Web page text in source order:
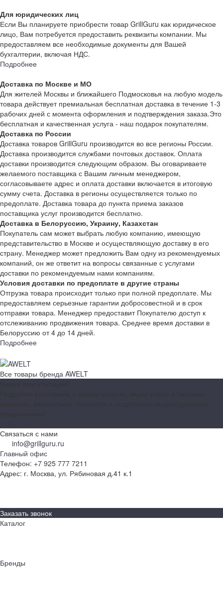
Для юридических лиц
Если Вы планируете приобрести товар GrillGuru как юридическое
лицо, Вам потребуется предоставить реквизиты компании. Мы
предоставляем все необходимые документы для Вашей
бухгалтерии, включая НДС.
Подробнее
Доставка по Москве и МО
Для жителей Москвы и ближайшего Подмосковья на любую модель
товара действует премиальная бесплатная доставка в течение 1-3
рабочих дней с момента оформления и подтверждения заказа.Это
бесплатная и качественная услуга - наш подарок покупателям.
Доставка по России
Доставка товаров GrillGuru производится во все регионы России.
Доставка производится службами почтовых доставок. Оплата
доставки производится следующим образом. Вы оговариваете
желаемого поставщика с Вашим личным менеджером,
согласовываете адрес и оплата доставки включается в итоговую
сумму счета. Доставка в регионы осуществляется только по
предоплате. Доставка товара до пункта приема заказов
поставщика услуг производится бесплатно.
Доставка в Белоруссию, Украину, Казахстан
Покупатель сам может выбрать любую компанию, имеющую
представительство в Москве и осуществляющую доставку в его
страну. Менеджер может предложить Вам одну из рекомендуемых
компаний, он же ответит на вопросы связанные с услугами
доставки по рекомендуемым нами компаниям.
Условия доставки по предоплате в другие страны
Отгрузка товара происходит только при полной предоплате. Мы
предоставляем серьезные гарантии добросовестной и в срок
отправки товара. Менеджер предоставит Покупателю доступ к
отслеживанию продвижения товара. Среднее время доставки в
Белоруссию от 4 до 14 дней.
Подробнее
Все товары бренда AWELT
Связаться с нами
info@grillguru.ru
Главный офис
Телефон: +7 925 777 7211
Адрес: г. Москва, ул. Рябиновая д.41 к.1
Заказать звонок
Каталог
Бренды